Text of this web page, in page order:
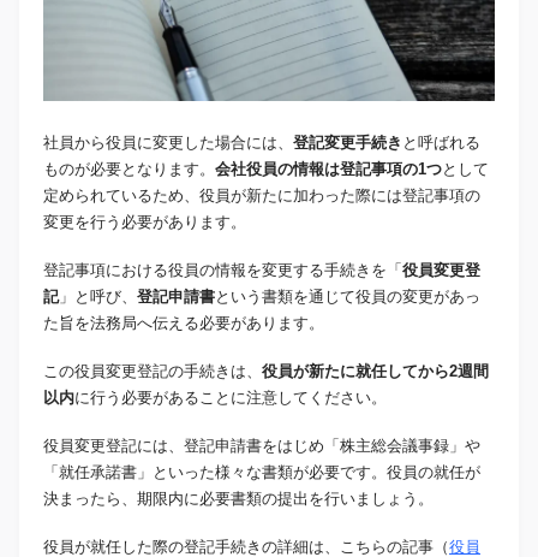
社員から役員に変更した場合には、 登記変更手続き と呼ばれる
ものが必要となります。 会社役員の情報は登記事項の1つとして
定められているため、役員が新たに加わった際には登記事項の
変更を行う必要があります。
登記事項における役員の情報を変更する手続きを「 役員変更登
記」と呼び、 登記申請書という書類を通じて役員の変更があっ
た旨を法務局へ伝える必要があります。
この役員変更登記の手続きは、 役員が新たに就任してから2週間
以内に行う必要があることに注意してください。
役員変更登記には、登記申請書をはじめ「株主総会議事録」や
「就任承諾書」といった様々な書類が必要です。役員の就任が
決まったら、期限内に必要書類の提出を行いましょう。
役員が就任した際の登記手続きの詳細は、こちらの記事（役員